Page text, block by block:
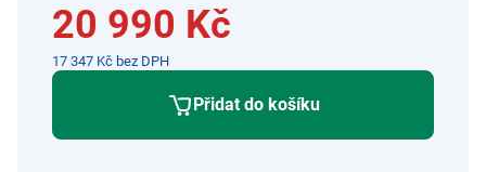
20 990 Kč
17 347 Kč bez DPH
Přidat do košíku